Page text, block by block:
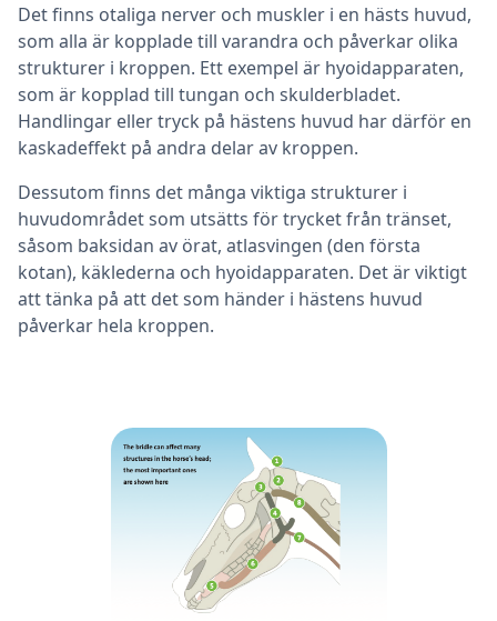
Det finns otaliga nerver och muskler i en hästs huvud,
som alla är kopplade till varandra och påverkar olika
strukturer i kroppen. Ett exempel är hyoidapparaten,
som är kopplad till tungan och skulderbladet.
Handlingar eller tryck på hästens huvud har därför en
kaskadeffekt på andra delar av kroppen.
Dessutom finns det många viktiga strukturer i
huvudområdet som utsätts för trycket från tränset,
såsom baksidan av örat, atlasvingen (den första
kotan), käklederna och hyoidapparaten. Det är viktigt
att tänka på att det som händer i hästens huvud
påverkar hela kroppen.